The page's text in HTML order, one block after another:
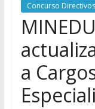
Concurso
a